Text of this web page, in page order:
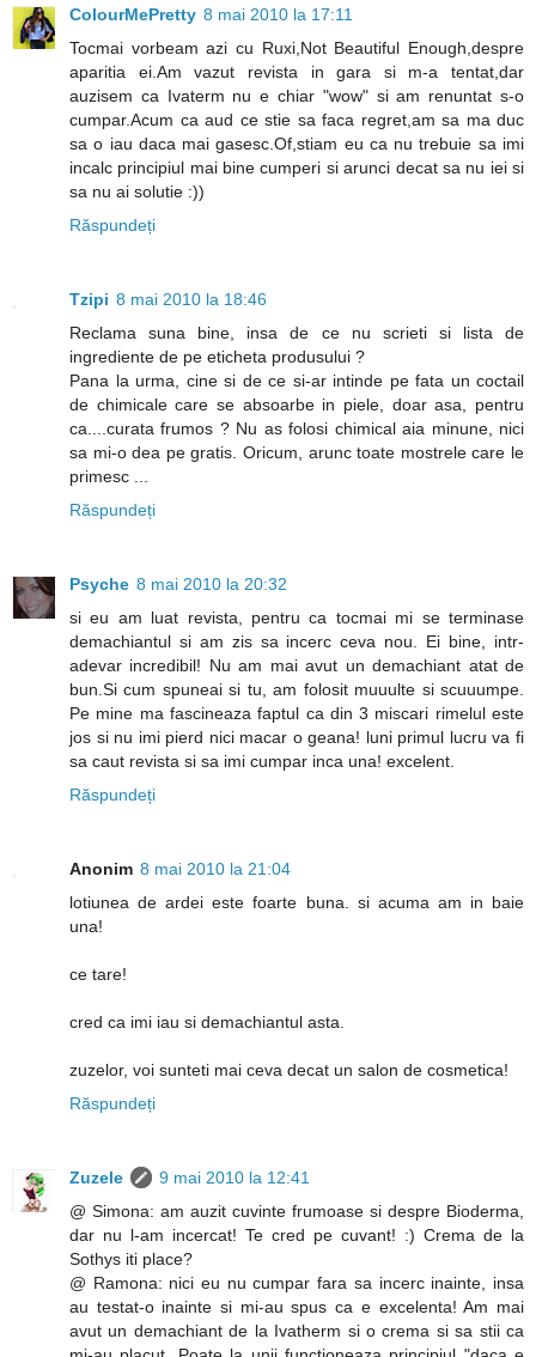
ColourMePretty 8 mai 2010 la 17:11
Tocmai vorbeam azi cu Ruxi,Not Beautiful Enough,despre
aparitia ei.Am vazut revista in gara si m-a tentat,dar
auzisem ca Ivaterm nu e chiar "wow" si am renuntat s-o
cumpar.Acum ca aud ce stie sa faca regret,am sa ma duc
sa o iau daca mai gasesc.Of,stiam eu ca nu trebuie sa imi
incalc principiul mai bine cumperi si arunci decat sa nu iei si
sa nu ai solutie :))
Răspundeți
Tzipi 8 mai 2010 la 18:46
Reclama suna bine, insa de ce nu scrieti si lista de
ingrediente de pe eticheta produsului ?
Pana la urma, cine si de ce si-ar intinde pe fata un coctail
de chimicale care se absoarbe in piele, doar asa, pentru
ca....curata frumos ? Nu as folosi chimical aia minune, nici
sa mi-o dea pe gratis. Oricum, arunc toate mostrele care le
primesc ...
Răspundeți
Psyche 8 mai 2010 la 20:32
si eu am luat revista, pentru ca tocmai mi se terminase
demachiantul si am zis sa incerc ceva nou. Ei bine, intr-
adevar incredibil! Nu am mai avut un demachiant atat de
bun.Si cum spuneai si tu, am folosit muuulte si scuuumpe.
Pe mine ma fascineaza faptul ca din 3 miscari rimelul este
jos si nu imi pierd nici macar o geana! luni primul lucru va fi
sa caut revista si sa imi cumpar inca una! excelent.
Răspundeți
Anonim 8 mai 2010 la 21:04
lotiunea de ardei este foarte buna. si acuma am in baie
una!
ce tare!
cred ca imi iau si demachiantul asta.
zuzelor, voi sunteti mai ceva decat un salon de cosmetica!
Răspundeți
Zuzele
9 mai 2010 la 12:41
@ Simona: am auzit cuvinte frumoase si despre Bioderma,
dar nu l-am incercat! Te cred pe cuvant! :) Crema de la
Sothys iti place?
@ Ramona: nici eu nu cumpar fara sa incerc inainte, insa
au testat-o inainte si mi-au spus ca e excelenta! Am mai
avut un demachiant de la Ivatherm si o crema si sa stii ca